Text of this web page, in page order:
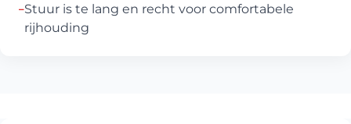
–Stuur is te lang en recht voor comfortabele
rijhouding